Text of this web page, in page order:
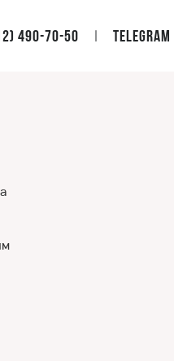
490-70-50 Telegram